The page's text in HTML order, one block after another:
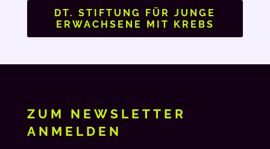
DT. STIFTUNG FÜR JUNGE
ERWACHSENE MIT KREBS
ZUM NEWSLETTER
ANMELDEN